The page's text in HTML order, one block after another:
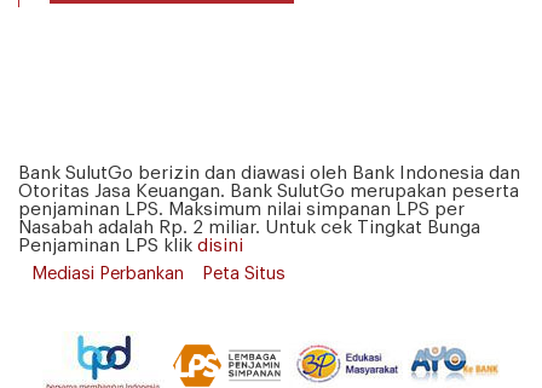
Bank SulutGo berizin dan diawasi oleh Bank Indonesia dan
Otoritas Jasa Keuangan. Bank SulutGo merupakan peserta
penjaminan LPS. Maksimum nilai simpanan LPS per
Nasabah adalah Rp. 2 miliar. Untuk cek Tingkat Bunga
Penjaminan LPS klik disini
Mediasi Perbankan
Peta Situs